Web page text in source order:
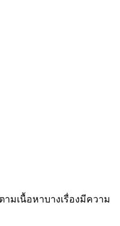
มเนื้อหาบางเรื่องมีความ